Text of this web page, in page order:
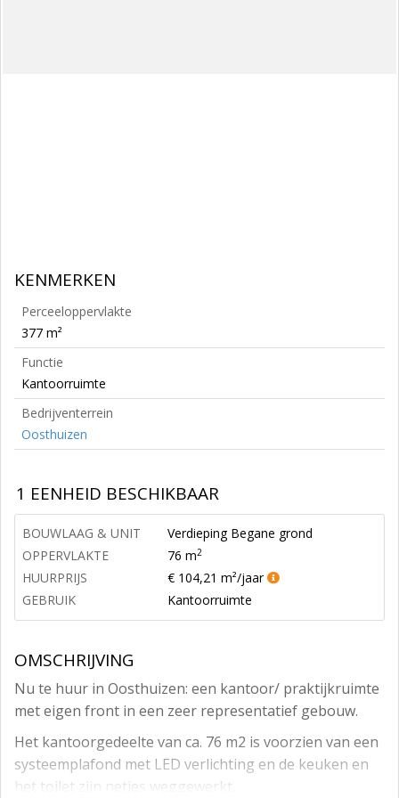
KENMERKEN
Perceeloppervlakte
377 m²
Functie
Kantoorruimte
Bedrijventerrein
Oosthuizen
1 EENHEID BESCHIKBAAR
BOUWLAAG & UNIT
Verdieping Begane grond
OPPERVLAKTE
76 m2
HUURPRIJS
€ 104,21 m²/jaar
GEBRUIK
Kantoorruimte
OMSCHRIJVING
Nu te huur in Oosthuizen: een kantoor/ praktijkruimte
met eigen front in een zeer representatief gebouw.
Het kantoorgedeelte van ca. 76 m2 is voorzien van een
systeemplafond met LED verlichting en de keuken en
het toilet zijn netjes weggewerkt.